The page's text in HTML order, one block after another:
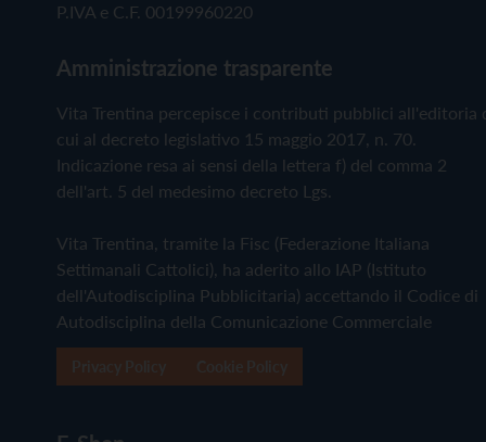
P.IVA e C.F. 00199960220
Amministrazione trasparente
Vita Trentina percepisce i contributi pubblici all'editoria
cui al decreto legislativo 15 maggio 2017, n. 70.
Indicazione resa ai sensi della lettera f) del comma 2
dell'art. 5 del medesimo decreto Lgs.
Vita Trentina, tramite la Fisc (Federazione Italiana
Settimanali Cattolici), ha aderito allo IAP (Istituto
dell'Autodisciplina Pubblicitaria) accettando il Codice di
Autodisciplina della Comunicazione Commerciale